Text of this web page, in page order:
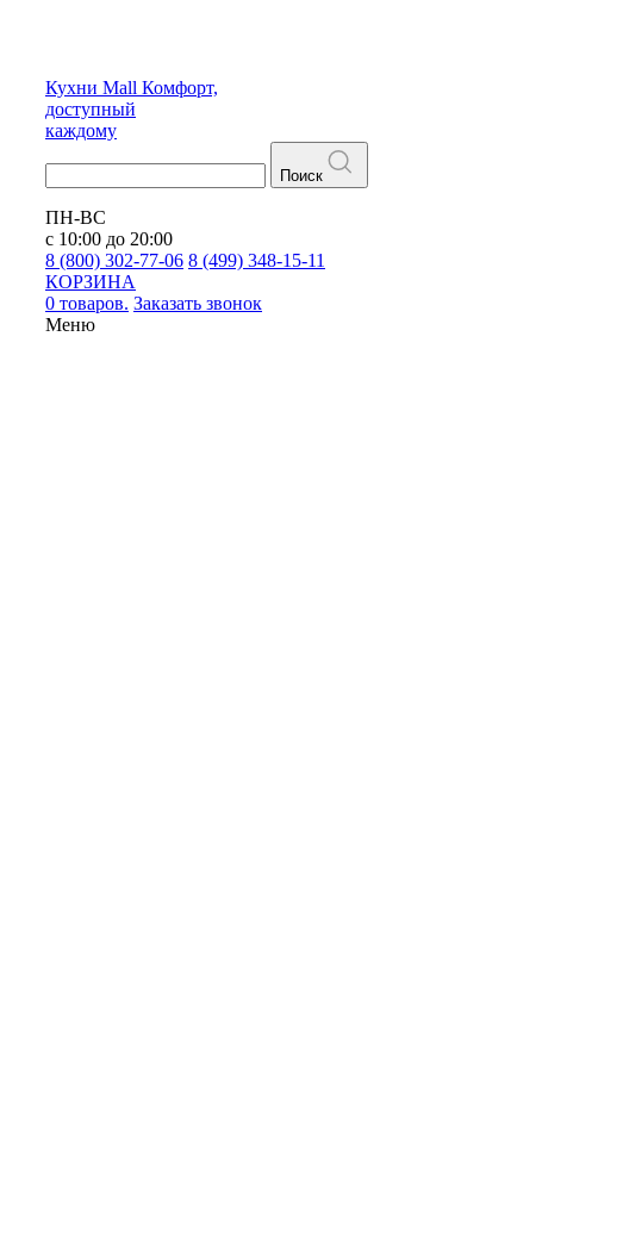
Кухни Mall Комфорт,
доступный
каждому
Поиск
ПН-ВС
с 10:00 до 20:00
8 (800) 302-77-06 8 (499) 348-15-11
КОРЗИНА
0 товаров. Заказать звонок
Меню